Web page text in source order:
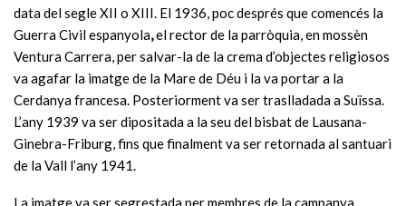
data del segle XII o XIII. El 1936, poc després que comencés la
Guerra Civil espanyola,el rector de la parròquia, en mossèn
Ventura Carrera, per salvar-la de la crema d’objectes religiosos
va agafar la imatge de la Mare de Déu i la va portar a la
Cerdanya francesa. Posteriorment va ser traslladada a Suïssa.
L’any 1939 va ser dipositada a la seu del bisbat de Lausana-
Ginebra-Friburg, fins que finalment va ser retornada al santuari
de la Vall l’any 1941.
La imatge va ser segrestada per membres de la campanya